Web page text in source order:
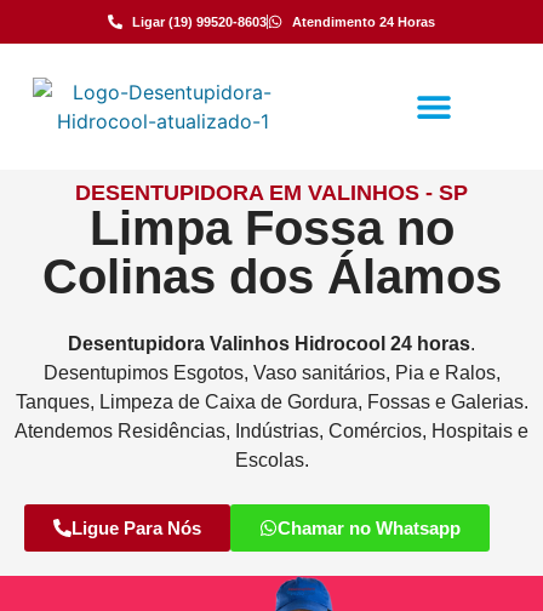
Ligar (19) 99520-8603 Atendimento 24 Horas
DESENTUPIDORA EM VALINHOS - SP
Limpa Fossa no
Colinas dos Álamos
Desentupidora Valinhos Hidrocool 24 horas.
Desentupimos Esgotos, Vaso sanitários, Pia e Ralos,
Tanques, Limpeza de Caixa de Gordura, Fossas e Galerias.
Atendemos Residências, Indústrias, Comércios, Hospitais e
Escolas.
Ligue Para Nós Chamar no Whatsapp